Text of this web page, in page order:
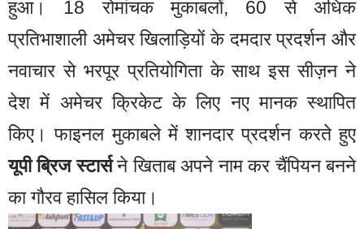
हुआ। 18 रोमांचक मुकाबलों, 60 से अधिक
प्रतिभाशाली अमेचर खिलाड़ियों के दमदार प्रदर्शन और
नवाचार से भरपूर प्रतियोगिता के साथ इस सीज़न ने
देश में अमेचर क्रिकेट के लिए नए मानक स्थापित
किए। फाइनल मुकाबले में शानदार प्रदर्शन करते हुए
यूपी ब्रिज स्टार्सने खिताब अपने नाम कर चैंपियन बनने
का गौरव हासिल किया।